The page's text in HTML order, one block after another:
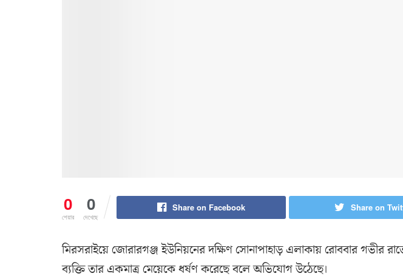
0
শেয়ার
0
দেখেছে
Share on Facebook Share on
মিরসরাইয়ে জোরারগঞ্জ ইউনিয়নের দক্ষিণ সোনাপাহাড় এলাকায় রোববার গভীর
ব্যক্তি তার একমাত্র মেয়েকে ধর্ষণ করেছে বলে অভিযোগ উঠেছে।